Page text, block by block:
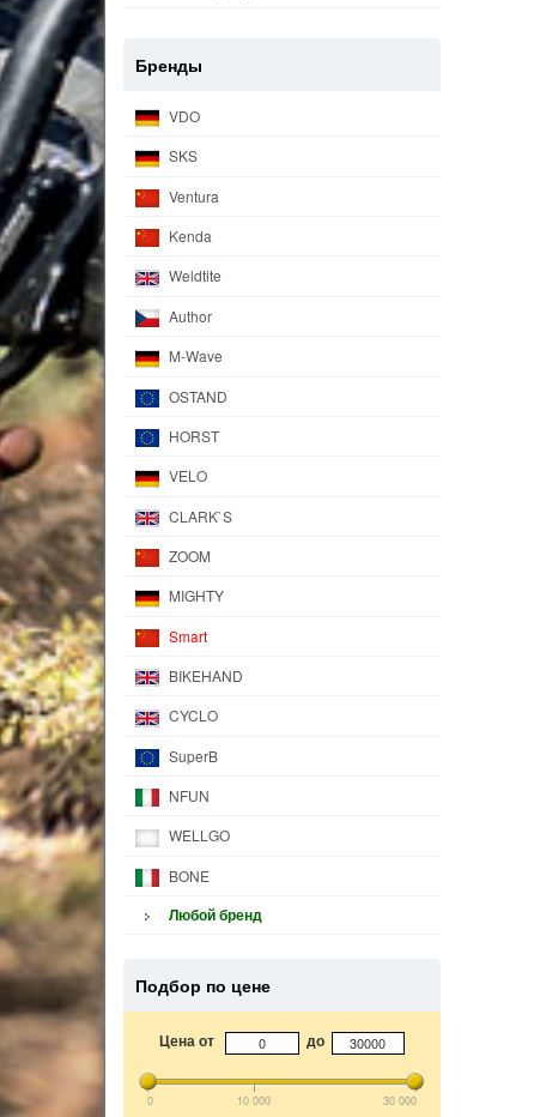
Бренды
VDO
SKS
Ventura
Kenda
Weldtite
Author
M-Wave
OSTAND
HORST
VELO
CLARK`S
ZOOM
MIGHTY
Smart
BIKEHAND
CYCLO
SuperB
NFUN
WELLGO
BONE
Любой бренд
Подбор по цене
Цена от до
0 10 000 30 000